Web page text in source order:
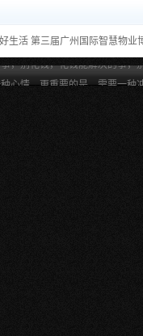
生活 第三届广州国际智慧物业
，别花钱，花钱能解决的事，